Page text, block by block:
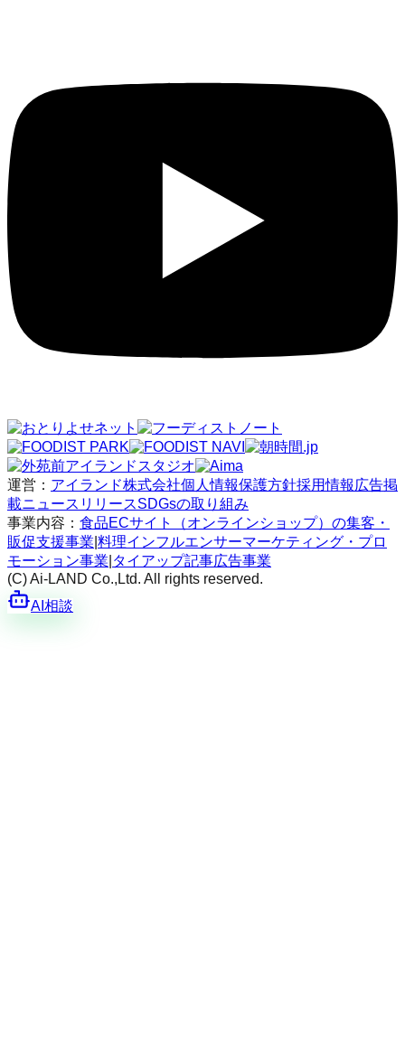
運営： アイランド株式会社個人情報保護方針採用情報 広告掲
載ニュースリリースSDGsの取り組み
事業内容： 食品ECサイト（オンラインショップ）の集客・
販促支援事業 料理インフルエンサーマーケティング・プロ
モーション事業 タイアップ記事広告事業
(C) Ai-LAND Co.,Ltd. All rights reserved.
AI相談